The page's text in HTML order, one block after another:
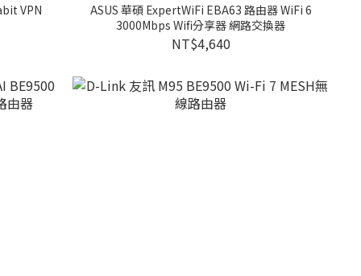
VPN
ASUS 華碩 ExpertWiFi EBA63 路由器 WiFi 6
3000Mbps Wifi分享器 網路交換器
NT$4,640